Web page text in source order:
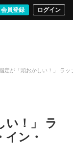
会員登録 ログイン
音楽・映像 ゲームストリート
定が「頭おかしい！」 ラ
い！」 ラ
イン・